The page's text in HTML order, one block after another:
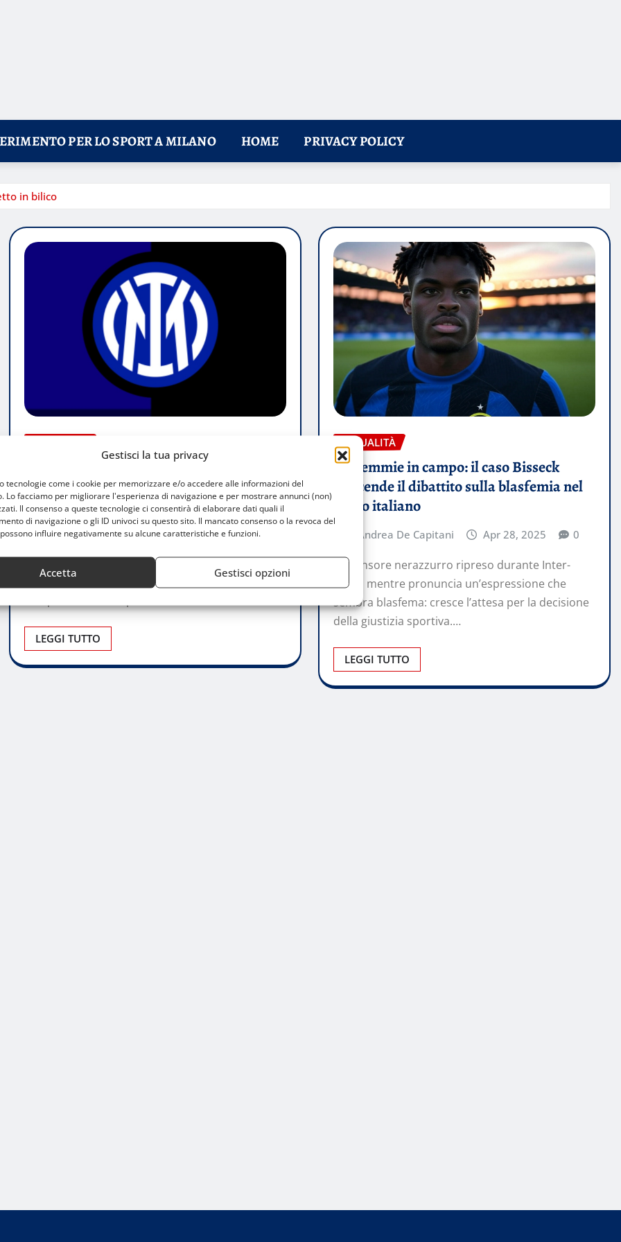
Gestisci la tua privacy
tecnologie come i cookie per memorizzare e/o accedere alle informazioni del
Lo facciamo per migliorare l'esperienza di navigazione e per mostrare annunci (non)
Il consenso a queste tecnologie ci consentirà di elaborare dati quali il
di navigazione o gli ID univoci su questo sito. Il mancato consenso o la revoca del
influire negativamente su alcune caratteristiche e funzioni.
Accetta Gestisci opzioni
PER LO SPORT A MILANO HOME PRIVACY POLICY
in bilico
Inter-Lazio 2-2: Pedro gela San Siro e
frena la corsa scudetto dei nerazzurri
Francesco Lombardi
Mag 18, 2025
0
Pareggio amaro per l’Inter che, nonostante due
vantaggi, si fa raggiungere dalla Lazio e vede
LEGGI TUTTO
ATTUALITÀ
Bestemmie in campo: il caso Bisseck
riaccende il dibattito sulla blasfemia nel
calcio italiano
Andrea De Capitani Apr 28, 2025 0
Il difensore nerazzurro ripreso durante Inter-
Roma mentre pronuncia un’espressione che
sembra blasfema: cresce l’attesa per la decisione
della giustizia sportiva.…
LEGGI TUTTO